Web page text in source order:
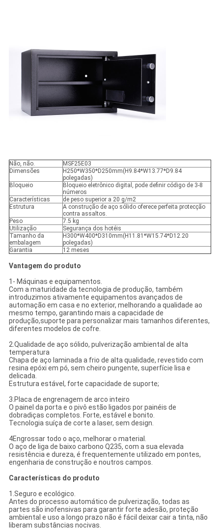
Não, não.
MSF25E03
Dimensões
H250*W350*D250mm(H9.84*W13.77*D9.84
polegadas)
Bloqueio
Bloqueio eletrônico digital, pode definir código de 3-8
números
Características
de peso superior a 20 g/m2
Estrutura
A construção de aço sólido oferece perfeita protecção
contra assaltos.
Peso
7.5 kg
Utilização
Segurança dos hotéis
Tamanho da
embalagem
H300*W400*D310mm(H11.81*W15.74*D12.20
polegadas)
Garantia
12 meses
Vantagem do produto
1- Máquinas e equipamentos.
Com a maturidade da tecnologia de produção, também
introduzimos ativamente equipamentos avançados de
automação em casa e no exterior, melhorando a qualidade ao
mesmo tempo, garantindo mais a capacidade de
produção,suporte para personalizar mais tamanhos diferentes,
diferentes modelos de cofre.
2.Qualidade de aço sólido, pulverização ambiental de alta
temperatura
Chapa de aço laminada a frio de alta qualidade, revestido com
resina epóxi em pó, sem cheiro pungente, superfície lisa e
delicada.
Estrutura estável, forte capacidade de suporte;
3.Placa de engrenagem de arco inteiro
O painel da porta e o pivô estão ligados por painéis de
dobradiças completos. Forte, estável e bonito.
Tecnologia suíça de corte a laser, sem design.
4Engrossar todo o aço, melhorar o material.
O aço de liga de baixo carbono Q235, com a sua elevada
resistência e dureza, é frequentemente utilizado em pontes,
engenharia de construção e noutros campos.
Características do produto
1.Seguro e ecológico.
Antes do processo automático de pulverização, todas as
partes são inofensivas para garantir forte adesão, proteção
ambiental e uso a longo prazo não é fácil deixar cair a tinta, não
liberam substâncias nocivas.